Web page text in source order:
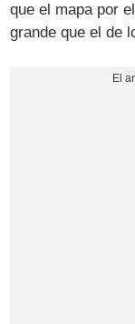
que el mapa por
grande que el de